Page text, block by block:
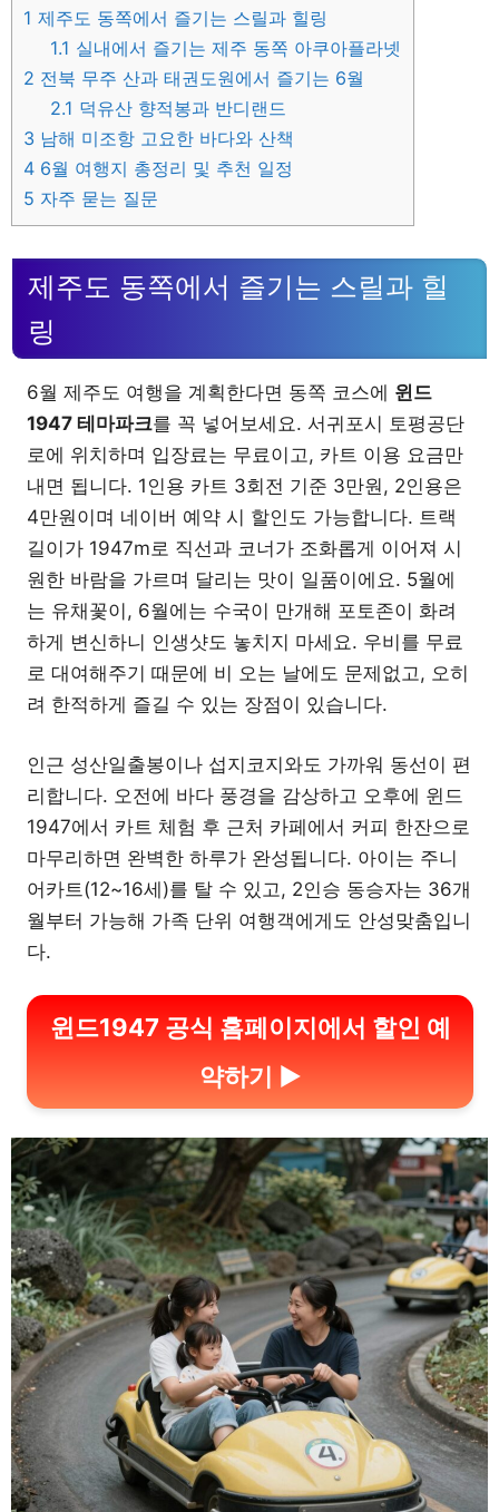
1 제주도 동쪽에서 즐기는 스릴과 힐링
1.1 실내에서 즐기는 제주 동쪽 아쿠아플라넷
2 전북 무주 산과 태권도원에서 즐기는 6월
2.1 덕유산 향적봉과 반디랜드
3 남해 미조항 고요한 바다와 산책
4 6월 여행지 총정리 및 추천 일정
5 자주 묻는 질문
제주도 동쪽에서 즐기는 스릴과 힐
링
6월 제주도 여행을 계획한다면 동쪽 코스에 윈드
1947 테마파크를 꼭 넣어보세요. 서귀포시 토평공단
로에 위치하며 입장료는 무료이고, 카트 이용 요금만
내면 됩니다. 1인용 카트 3회전 기준 3만원, 2인용은
4만원이며 네이버 예약 시 할인도 가능합니다. 트랙
길이가 1947m로 직선과 코너가 조화롭게 이어져 시
원한 바람을 가르며 달리는 맛이 일품이에요. 5월에
는 유채꽃이, 6월에는 수국이 만개해 포토존이 화려
하게 변신하니 인생샷도 놓치지 마세요. 우비를 무료
로 대여해주기 때문에 비 오는 날에도 문제없고, 오히
려 한적하게 즐길 수 있는 장점이 있습니다.
인근 성산일출봉이나 섭지코지와도 가까워 동선이 편
리합니다. 오전에 바다 풍경을 감상하고 오후에 윈드
1947에서 카트 체험 후 근처 카페에서 커피 한잔으로
마무리하면 완벽한 하루가 완성됩니다. 아이는 주니
어카트(12~16세)를 탈 수 있고, 2인승 동승자는 36개
월부터 가능해 가족 단위 여행객에게도 안성맞춤입니
다.
윈드1947 공식 홈페이지에서 할인 예
약하기 ▶